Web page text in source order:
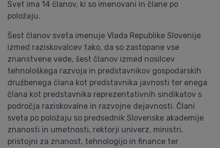
Svet ima 14 članov, ki so imenovani in člane po
položaju.
Šest članov sveta imenuje Vlada Republike Slovenije
izmed raziskovalcev tako, da so zastopane vse
znanstvene vede, šest članov izmed nosilcev
tehnološkega razvoja in predstavnikov gospodarskih
družbenega člana kot predstavnika javnosti ter enega
člana kot predstavnika reprezentativnih sindikatov s
področja raziskovalne in razvojne dejavnosti. Člani
sveta po položaju so predsednik Slovenske akademije
znanosti in umetnosti, rektorji univerz, ministri,
pristojni za znanost, tehnologijo in finance ter